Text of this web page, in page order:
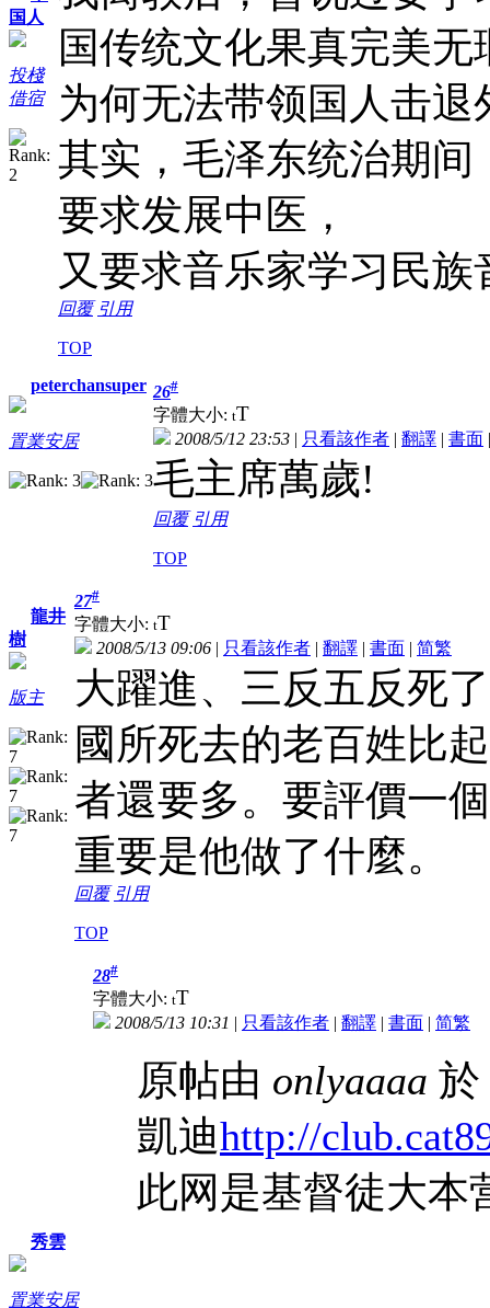
国人
投棧
借宿
国传统文化果真完美无
为何无法带领国人击
其实，毛泽东统治期
要求发展中医，
又要求音乐家学习民族
回覆 引用
TOP
peterchansuper
置業安居
26#
字體大小: tT
2008/5/12 23:53 | 只看該作者 | 翻譯 | 書面
毛主席萬歲!
回覆 引用
TOP
龍井
樹
版主
27#
字體大小: tT
2008/5/13 09:06 | 只看該作者 | 翻譯 | 書面 | 简繁
大躍進、三反五反死
國所死去的老百姓比
者還要多。要評價一
重要是他做了什麼。
回覆 引用
TOP
秀雲
置業安居
28#
字體大小: tT
2008/5/13 10:31 | 只看該作者 | 翻譯 | 書面 | 简繁
原帖由 onlyaaaa 於
凱迪http://
此网是基督徒大本